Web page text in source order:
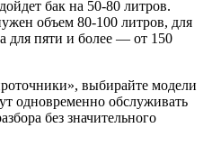
бак на 50-80 литров.
объем 80-100 литров, для
для пяти и более — от 150
выбирайте модели
одновременно обслуживать
без значительного